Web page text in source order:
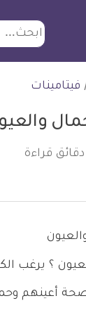
ابحث
فيتامينات
قراءة
؟ يرغب
أعينهم